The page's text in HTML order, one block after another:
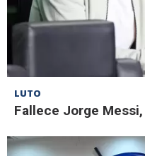
LUTO
Fallece Jorge